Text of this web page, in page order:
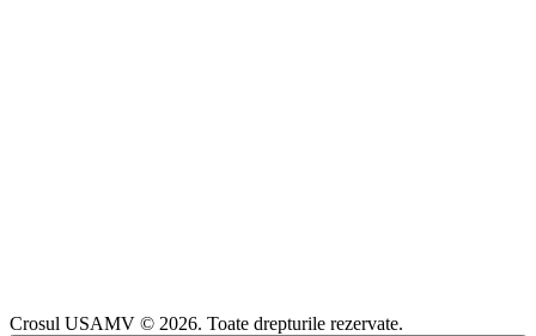
Crosul USAMV © 2026. Toate drepturile rezervate.